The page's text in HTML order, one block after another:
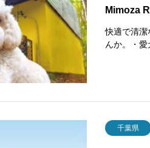
Mimoza
快適で清潔
んか。・
千葉県